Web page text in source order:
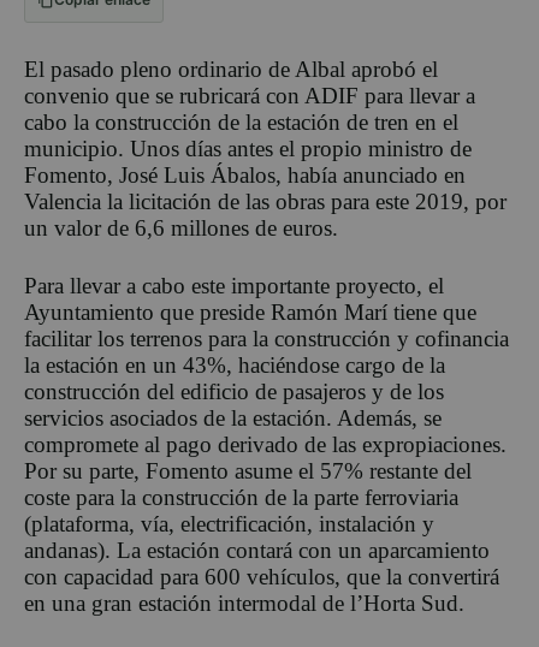
El pasado pleno ordinario de Albal aprobó el
convenio que se rubricará con ADIF para llevar a
cabo la construcción de la estación de tren en el
municipio. Unos días antes el propio ministro de
Fomento, José Luis Ábalos, había anunciado en
Valencia la licitación de las obras para este 2019, por
un valor de 6,6 millones de euros.
Para llevar a cabo este importante proyecto, el
Ayuntamiento que preside Ramón Marí tiene que
facilitar los terrenos para la construcción y cofinancia
la estación en un 43%, haciéndose cargo de la
construcción del edificio de pasajeros y de los
servicios asociados de la estación. Además, se
compromete al pago derivado de las expropiaciones.
Por su parte, Fomento asume el 57% restante del
coste para la construcción de la parte ferroviaria
(plataforma, vía, electrificación, instalación y
andanas). La estación contará con un aparcamiento
con capacidad para 600 vehículos, que la convertirá
en una gran estación intermodal de l’Horta Sud.